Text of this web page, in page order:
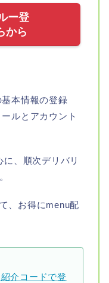
ー登
から
本情報の登録
ルとアカウント
、順次デリバリ
、お得にmenu配
介コードで登